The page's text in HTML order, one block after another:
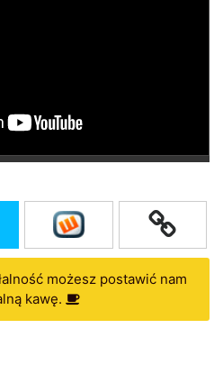
możesz postawić nam
kawę.